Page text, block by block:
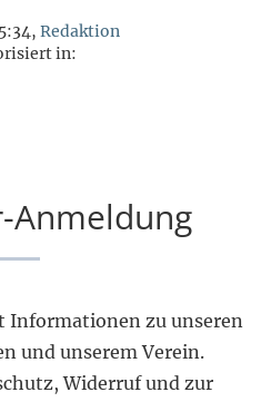
Redaktion
in:
Anmeldung
Informationen zu unseren
und unserem Verein.
Widerruf und zur